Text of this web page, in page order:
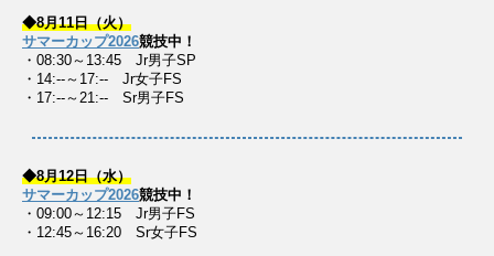
◆8月11日（火）
サマーカップ2026競技中！
・08:30～13:45 Jr男子SP
・14:--～17:-- Jr女子FS
・17:--～21:-- Sr男子FS
◆8月12日（水）
サマーカップ2026競技中！
・09:00～12:15 Jr男子FS
・12:45～16:20 Sr女子FS